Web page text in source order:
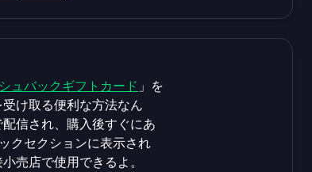
ュバックギフトカード」を
け取る便利な方法なん
信され、購入後すぐにあ
クセクションに表示され
売店で使用できるよ。